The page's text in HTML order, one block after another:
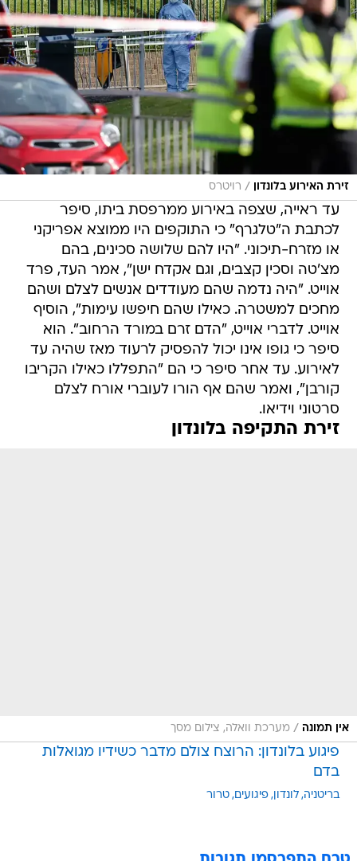
זירת האירוע בלונדון / רויטרס
עד ראייה, שצפה באירוע ממרפסת ביתו, סיפר
לכתבת ה"טלגרף" כי התוקפים היו ממוצא אפריקני
או מזרח-תיכוני. "היו להם שלושה סכינים, בהם
מצ'טה וסכין קצבים, וגם אקדח ישן", אמר העד, פרד
אוייט. "היה נדמה שהם מעודדים אנשים לצלם ושהם
מחכים למשטרה. כאילו שהם חיפשו עימות", הוסיף
אוייט. לדברי אוייט, "הדם זרם במורד הרחוב". הוא
סיפר כי גופו אינו יכול להפסיק לרעוד מאז שהיה עד
לאירוע. עד אחר סיפר כי הם "התפללו כאילו הקריבו
קורבן", ואמר שהם אף הורו לעוברי אורח לצלם
סרטוני וידיאו.
זירת התקיפה בלונדון
אין תמונה / מערכת וואלה, צילום מסך
פיגוע בלונדון: הרוצח צולם מדבר כשידיו מגואלות
בדם
בריטניה לונדון פיגועים טרור